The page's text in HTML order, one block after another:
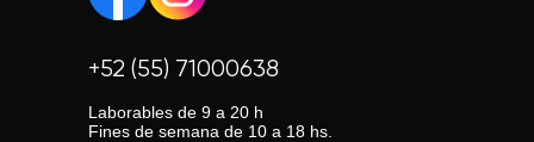
+52 (55) 71000638
Laborables de 9 a 20 h
Fines de semana de 10 a 18 hs.